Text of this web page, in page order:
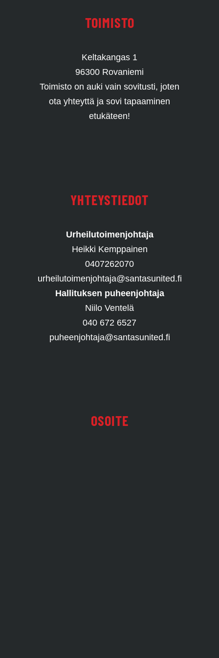
TOIMISTO
Keltakangas 1
96300 Rovaniemi
Toimisto on auki vain sovitusti, joten
ota yhteyttä ja sovi tapaaminen
etukäteen!
YHTEYSTIEDOT
Urheilutoimenjohtaja
Heikki Kemppainen
0407262070
urheilutoimenjohtaja@santasunited.fi
Hallituksen puheenjohtaja
Niilo Ventelä
040 672 6527
puheenjohtaja@santasunited.fi
OSOITE